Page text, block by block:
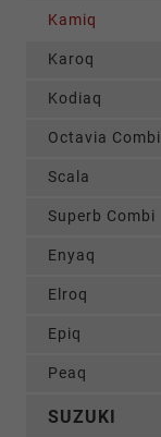
Kamiq
Karoq
Kodiaq
Octavia Combi
Scala
Superb Combi
Enyaq
Elroq
Epiq
Peaq
SUZUKI